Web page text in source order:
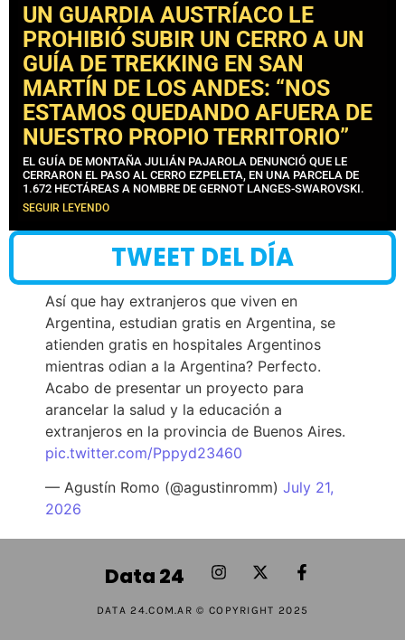
UN GUARDIA AUSTRÍACO LE
PROHIBIÓ SUBIR UN CERRO A UN
GUÍA DE TREKKING EN SAN
MARTÍN DE LOS ANDES: “NOS
ESTAMOS QUEDANDO AFUERA DE
NUESTRO PROPIO TERRITORIO”
EL GUÍA DE MONTAÑA JULIÁN PAJAROLA DENUNCIÓ QUE LE
CERRARON EL PASO AL CERRO EZPELETA, EN UNA PARCELA DE
1.672 HECTÁREAS A NOMBRE DE GERNOT LANGES-SWAROVSKI.
SEGUIR LEYENDO
TWEET DEL DÍA
Así que hay extranjeros que viven en
Argentina, estudian gratis en Argentina, se
atienden gratis en hospitales Argentinos
mientras odian a la Argentina? Perfecto.
Acabo de presentar un proyecto para
arancelar la salud y la educación a
extranjeros en la provincia de Buenos Aires.
pic.twitter.com/Pppyd23460
— Agustín Romo (@agustinromm) July 21,
2026
Data 24
DATA 24.COM.AR © COPYRIGHT 2025